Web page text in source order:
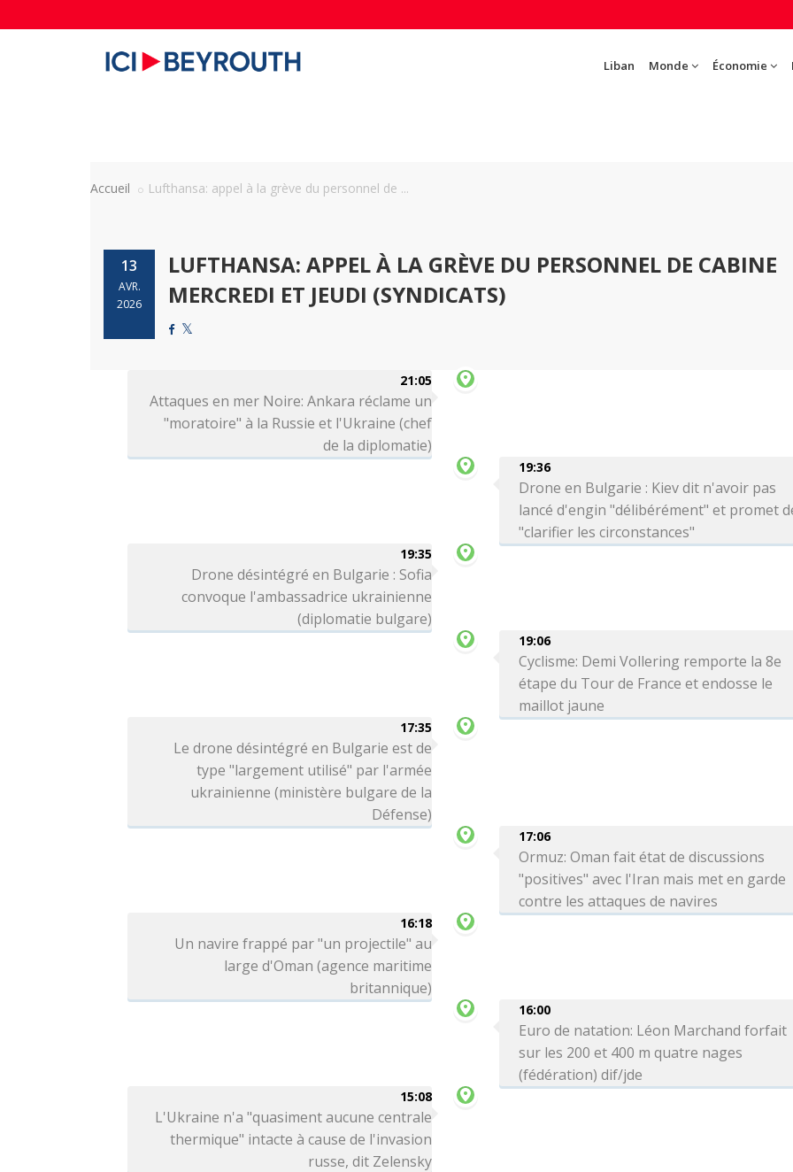
Liban Monde Économie
Accueil Lufthansa: appel à la grève du personnel de ...
13
AVR.
2026
LUFTHANSA: APPEL À LA GRÈVE DU PERSONNEL DE CABINE
MERCREDI ET JEUDI (SYNDICATS)
21:05
Attaques en mer Noire: Ankara réclame un
"moratoire" à la Russie et l'Ukraine (chef
de la diplomatie)
19:36
Drone en Bulgarie : Kiev dit n'avoir pas
lancé d'engin "délibérément" et promet
"clarifier les circonstances"
19:35
Drone désintégré en Bulgarie : Sofia
convoque l'ambassadrice ukrainienne
(diplomatie bulgare)
19:06
Cyclisme: Demi Vollering remporte la 8e
étape du Tour de France et endosse le
maillot jaune
17:35
Le drone désintégré en Bulgarie est de
type "largement utilisé" par l'armée
ukrainienne (ministère bulgare de la
Défense)
17:06
Ormuz: Oman fait état de discussions
"positives" avec l'Iran mais met en garde
contre les attaques de navires
16:18
Un navire frappé par "un projectile" au
large d'Oman (agence maritime
britannique)
16:00
Euro de natation: Léon Marchand forfait
sur les 200 et 400 m quatre nages
(fédération) dif/jde
15:08
L'Ukraine n'a "quasiment aucune centrale
thermique" intacte à cause de l'invasion
russe, dit Zelensky